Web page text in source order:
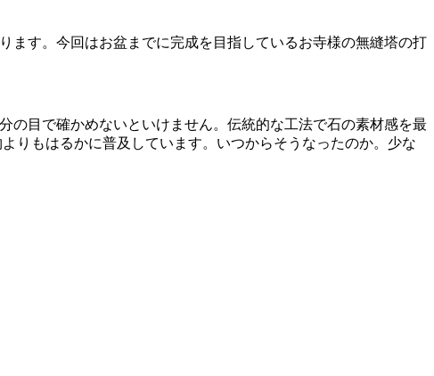
ます。今回はお盆までに完成を目指しているお寺様の無縫塔の打
の目で確かめないといけません。伝統的な工法で石の素材感を最
りもはるかに普及しています。いつからそうなったのか。少な